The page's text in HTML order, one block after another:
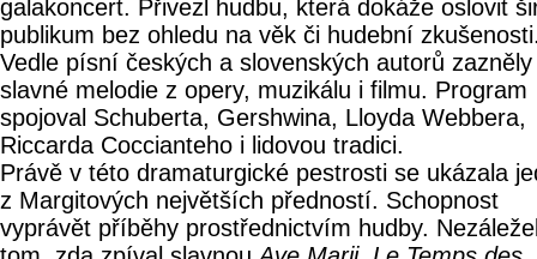
galakoncert. Přivezl hudbu, která dokáže oslovit
publikum bez ohledu na věk či hudební
Vedle písní českých a slovenských autorů zazněly
slavné melodie z opery, muzikálu i filmu. Program
spojoval Schuberta, Gershwina, Lloyda Webbera,
Riccarda Coccianteho i lidovou tradici.
Právě v této dramaturgické pestrosti se ukázala
z Margitových největších předností. Schopnost
vyprávět příběhy prostřednictvím hudby.